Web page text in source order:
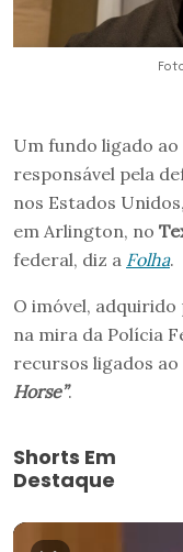
Um fundo ligado ao
responsável pela
nos Estados
em Arlington, no
federal, diz a Folha.
O imóvel,
na mira da Polícia
recursos ligados ao
Horse”.
Shorts Em
Destaque